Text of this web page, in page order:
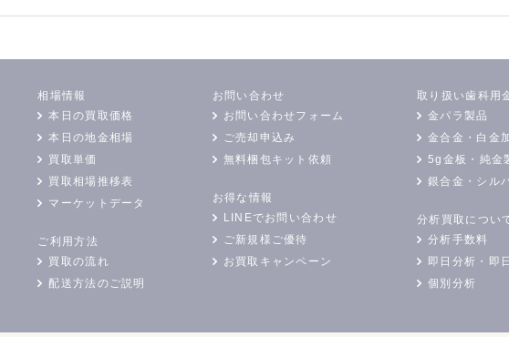
相場情報
本日の買取価格
本日の地金相場
買取単価
買取相場推移表
マーケットデータ
ご利用方法
買取の流れ
配送方法のご説明
お問い合わせ
お問い合わせフォーム
ご売却申込み
無料梱包キット依頼
お得な情報
LINEでお問い合わせ
ご新規様ご優待
お買取キャンペーン
取り扱い歯科用
金パラ製品
金合金・白金
5g金板・純金
銀合金・シル
分析買取につい
分析手数料
即日分析・即
個別分析